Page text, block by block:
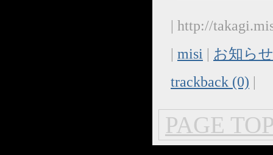
| http://
| misi | お知ら
trackback (0) |
PAGE